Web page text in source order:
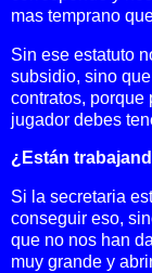
mas temprano
Sin ese estatuto
subsidio, sino
contratos, porque
jugador debes
¿Están
Si la secretaria
conseguir eso,
que no nos han
muy grande y